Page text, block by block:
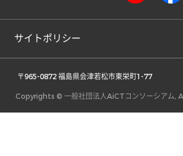
サイトポリシー
〒965-0872 福島県会津若松市東栄町1-77
Copyrights © 一般社団法人AiCTコンソーシアム,